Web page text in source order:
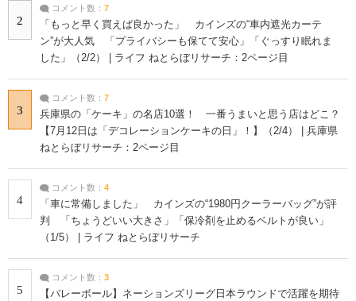
2
コメント数： 7
「もっと早く買えば良かった」 カインズの“車内遮光カーテ
ン”が大人気 「プライバシーも保てて安心」「ぐっすり眠れま
した」（2/2） | ライフ ねとらぼリサーチ：2ページ目
3
コメント数： 7
兵庫県の「ケーキ」の名店10選！ 一番うまいと思う店はどこ？
【7月12日は「デコレーションケーキの日」！】（2/4） | 兵庫県
ねとらぼリサーチ：2ページ目
4
コメント数： 4
「車に常備しました」 カインズの“1980円クーラーバッグ”が評
判 「ちょうどいい大きさ」「保冷剤を止めるベルトが良い」
（1/5） | ライフ ねとらぼリサーチ
5
コメント数： 3
【バレーボール】ネーションズリーグ日本ラウンドで活躍を期待